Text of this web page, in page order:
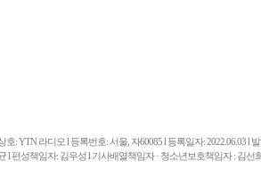
: YTN 라디오 l 등록번호: 서울, 자60085 l 등록일자: 2022.06.03 l 발
l 편성책임자: 김우성 l 기사배열책임자 · 청소년보호책임자 : 김선